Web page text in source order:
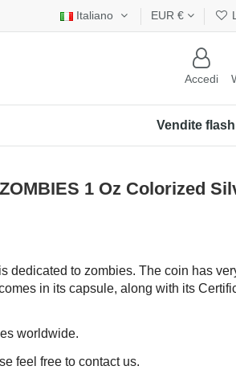
Italiano EUR €
Accedi
Vendite flash
1 Oz Colorized
dedicated to zombies. The coin has
in its capsule, along with its
worldwide.
feel free to contact us.